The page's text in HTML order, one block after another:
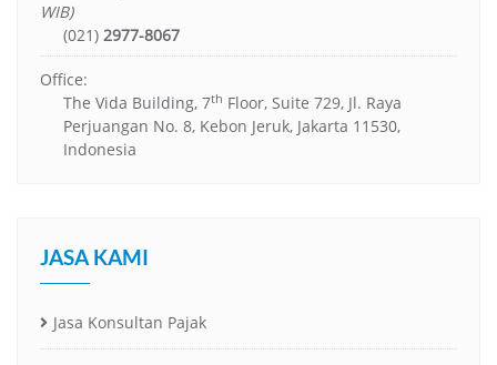
WIB)
(021) 2977-8067
Office:
The Vida Building, 7th Floor, Suite 729, Jl. Raya
Perjuangan No. 8, Kebon Jeruk, Jakarta 11530,
Indonesia
JASA KAMI
Jasa Konsultan Pajak